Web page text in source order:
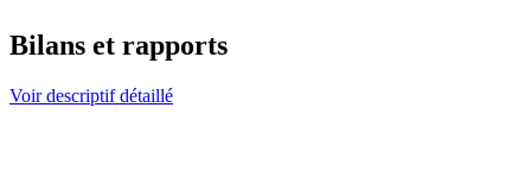
Bilans et rapports
Voir descriptif détaillé